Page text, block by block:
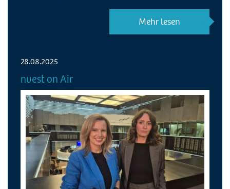
Mehr lesen
28.08.2025
nvest on Air